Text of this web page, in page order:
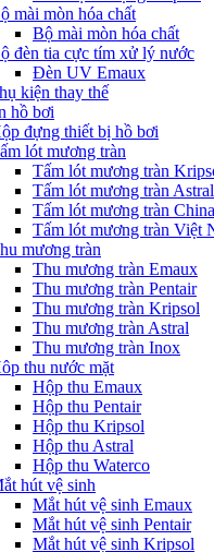
mài mòn hóa chất
Bộ mài mòn hóa chất
đèn tia cực tím xử lý nước
Đèn UV Emaux
kiện thay thế
hồ bơi
đựng thiết bị hồ bơi
lót mương tràn
Tấm lót mương tràn
Tấm lót mương tràn Astral
Tấm lót mương tràn China
Tấm lót mương tràn Việt
mương tràn
Thu mương tràn Emaux
Thu mương tràn Pentair
Thu mương tràn Kripsol
Thu mương tràn Astral
Thu mương tràn Inox
thu nước mặt
Hộp thu Emaux
Hộp thu Pentair
Hộp thu Kripsol
Hộp thu Astral
Hộp thu Waterco
hút vệ sinh
Mắt hút vệ sinh Emaux
Mắt hút vệ sinh Pentair
Mắt hút vệ sinh Kripsol